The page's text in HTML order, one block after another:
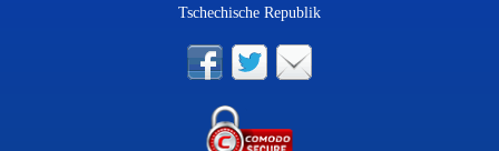
Tschechische Republik